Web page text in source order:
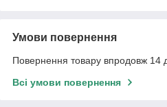
Умови повернення
Повернення товару впродовж 14
Всі умови повернення